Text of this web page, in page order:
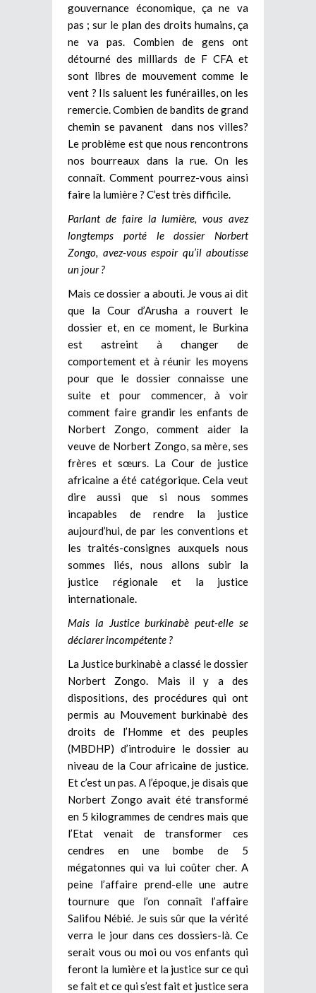
gouvernance économique, ça ne va
pas ; sur le plan des droits humains, ça
ne va pas. Combien de gens ont
détourné des milliards de F CFA et
sont libres de mouvement comme le
vent ? Ils saluent les funérailles, on les
remercie. Combien de bandits de grand
chemin se pavanent dans nos villes?
Le problème est que nous rencontrons
nos bourreaux dans la rue. On les
connaît. Comment pourrez-vous ainsi
faire la lumière ? C’est très difficile.
Parlant de faire la lumière, vous avez
longtemps porté le dossier Norbert
Zongo, avez-vous espoir qu’il aboutisse
un jour ?
Mais ce dossier a abouti. Je vous ai dit
que la Cour d’Arusha a rouvert le
dossier et, en ce moment, le Burkina
est astreint à changer de
comportement et à réunir les moyens
pour que le dossier connaisse une
suite et pour commencer, à voir
comment faire grandir les enfants de
Norbert Zongo, comment aider la
veuve de Norbert Zongo, sa mère, ses
frères et sœurs. La Cour de justice
africaine a été catégorique. Cela veut
dire aussi que si nous sommes
incapables de rendre la justice
aujourd’hui, de par les conventions et
les traités-consignes auxquels nous
sommes liés, nous allons subir la
justice régionale et la justice
internationale.
Mais la Justice burkinabè peut-elle se
déclarer incompétente ?
La Justice burkinabè a classé le dossier
Norbert Zongo. Mais il y a des
dispositions, des procédures qui ont
permis au Mouvement burkinabè des
droits de l’Homme et des peuples
(MBDHP) d’introduire le dossier au
niveau de la Cour africaine de justice.
Et c’est un pas. A l’époque, je disais que
Norbert Zongo avait été transformé
en 5 kilogrammes de cendres mais que
l’Etat venait de transformer ces
cendres en une bombe de 5
mégatonnes qui va lui coûter cher. A
peine l’affaire prend-elle une autre
tournure que l’on connaît l’affaire
Salifou Nébié. Je suis sûr que la vérité
verra le jour dans ces dossiers-là. Ce
serait vous ou moi ou vos enfants qui
feront la lumière et la justice sur ce qui
se fait et ce qui s’est fait et justice sera